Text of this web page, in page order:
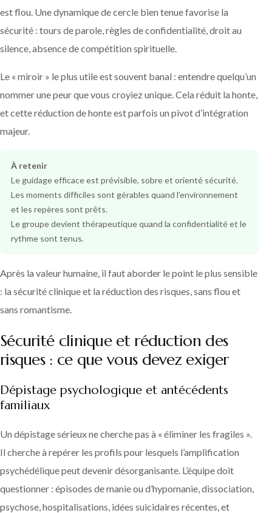
est flou. Une dynamique de cercle bien tenue favorise la
sécurité : tours de parole, règles de confidentialité, droit au
silence, absence de compétition spirituelle.
Le « miroir » le plus utile est souvent banal : entendre quelqu’un
nommer une peur que vous croyiez unique. Cela réduit la honte,
et cette réduction de honte est parfois un pivot d’intégration
majeur.
À retenir
Le guidage efficace est prévisible, sobre et orienté sécurité.
Les moments difficiles sont gérables quand l’environnement
et les repères sont prêts.
Le groupe devient thérapeutique quand la confidentialité et le
rythme sont tenus.
Après la valeur humaine, il faut aborder le point le plus sensible
: la sécurité clinique et la réduction des risques, sans flou et
sans romantisme.
Sécurité clinique et réduction des
risques : ce que vous devez exiger
Dépistage psychologique et antécédents
familiaux
Un dépistage sérieux ne cherche pas à « éliminer les fragiles ».
Il cherche à repérer les profils pour lesquels l’amplification
psychédélique peut devenir désorganisante. L’équipe doit
questionner : épisodes de manie ou d’hypomanie, dissociation,
psychose, hospitalisations, idées suicidaires récentes, et